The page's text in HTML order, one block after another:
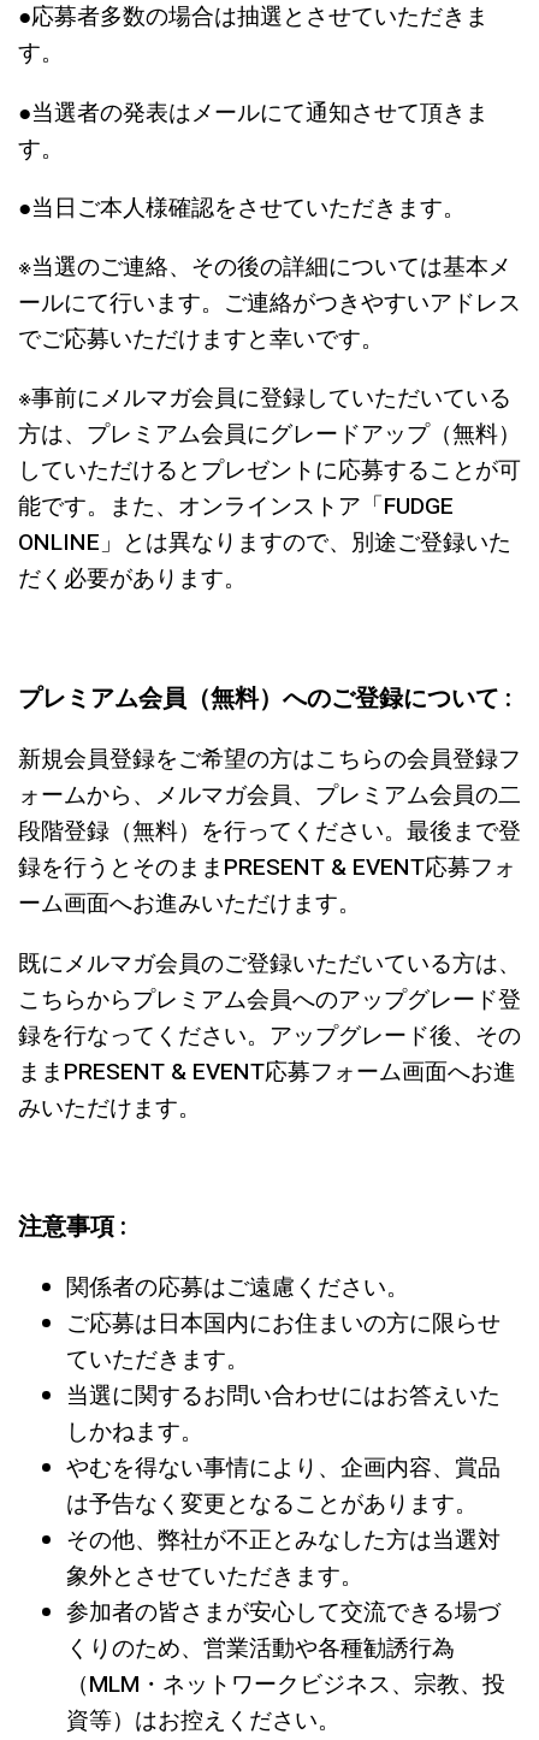
●応募者多数の場合は抽選とさせていただきま
す。
●当選者の発表はメールにて通知させて頂きま
す。
●当日ご本人様確認をさせていただきます。
※当選のご連絡、その後の詳細については基本メ
ールにて行います。ご連絡がつきやすいアドレス
でご応募いただけますと幸いです。
※事前にメルマガ会員に登録していただいている
方は、プレミアム会員にグレードアップ（無料）
していただけるとプレゼントに応募することが可
能です。また、オンラインストア「FUDGE
ONLINE」とは異なりますので、別途ご登録いた
だく必要があります。
プレミアム会員（無料）へのご登録について :
新規会員登録をご希望の方はこちらの会員登録フ
ォームから、メルマガ会員、プレミアム会員の二
段階登録（無料）を行ってください。最後まで登
録を行うとそのままPRESENT & EVENT応募フォ
ーム画面へお進みいただけます。
既にメルマガ会員のご登録いただいている方は、
こちらからプレミアム会員へのアップグレード登
録を行なってください。アップグレード後、その
ままPRESENT & EVENT応募フォーム画面へお進
みいただけます。
注意事項 :
関係者の応募はご遠慮ください。
ご応募は日本国内にお住まいの方に限らせ
ていただきます。
当選に関するお問い合わせにはお答えいた
しかねます。
やむを得ない事情により、企画内容、賞品
は予告なく変更となることがあります。
その他、弊社が不正とみなした方は当選対
象外とさせていただきます。
参加者の皆さまが安心して交流できる場づ
くりのため、営業活動や各種勧誘行為
（MLM・ネットワークビジネス、宗教、投
資等）はお控えください。